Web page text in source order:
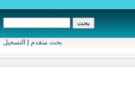
بحث متقدم | التسجيل